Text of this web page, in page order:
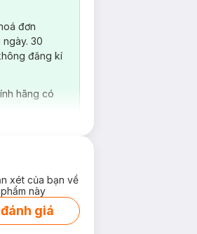
đơn
30
đăng kí
hãng có
xét của bạn về
này
giá